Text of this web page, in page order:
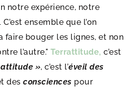
notre expérience, notre
ensemble que l’on
faire bouger les lignes, et non
l’autre."Terrattitude,c’est
», c’est l’éveil des
desconsciences pour